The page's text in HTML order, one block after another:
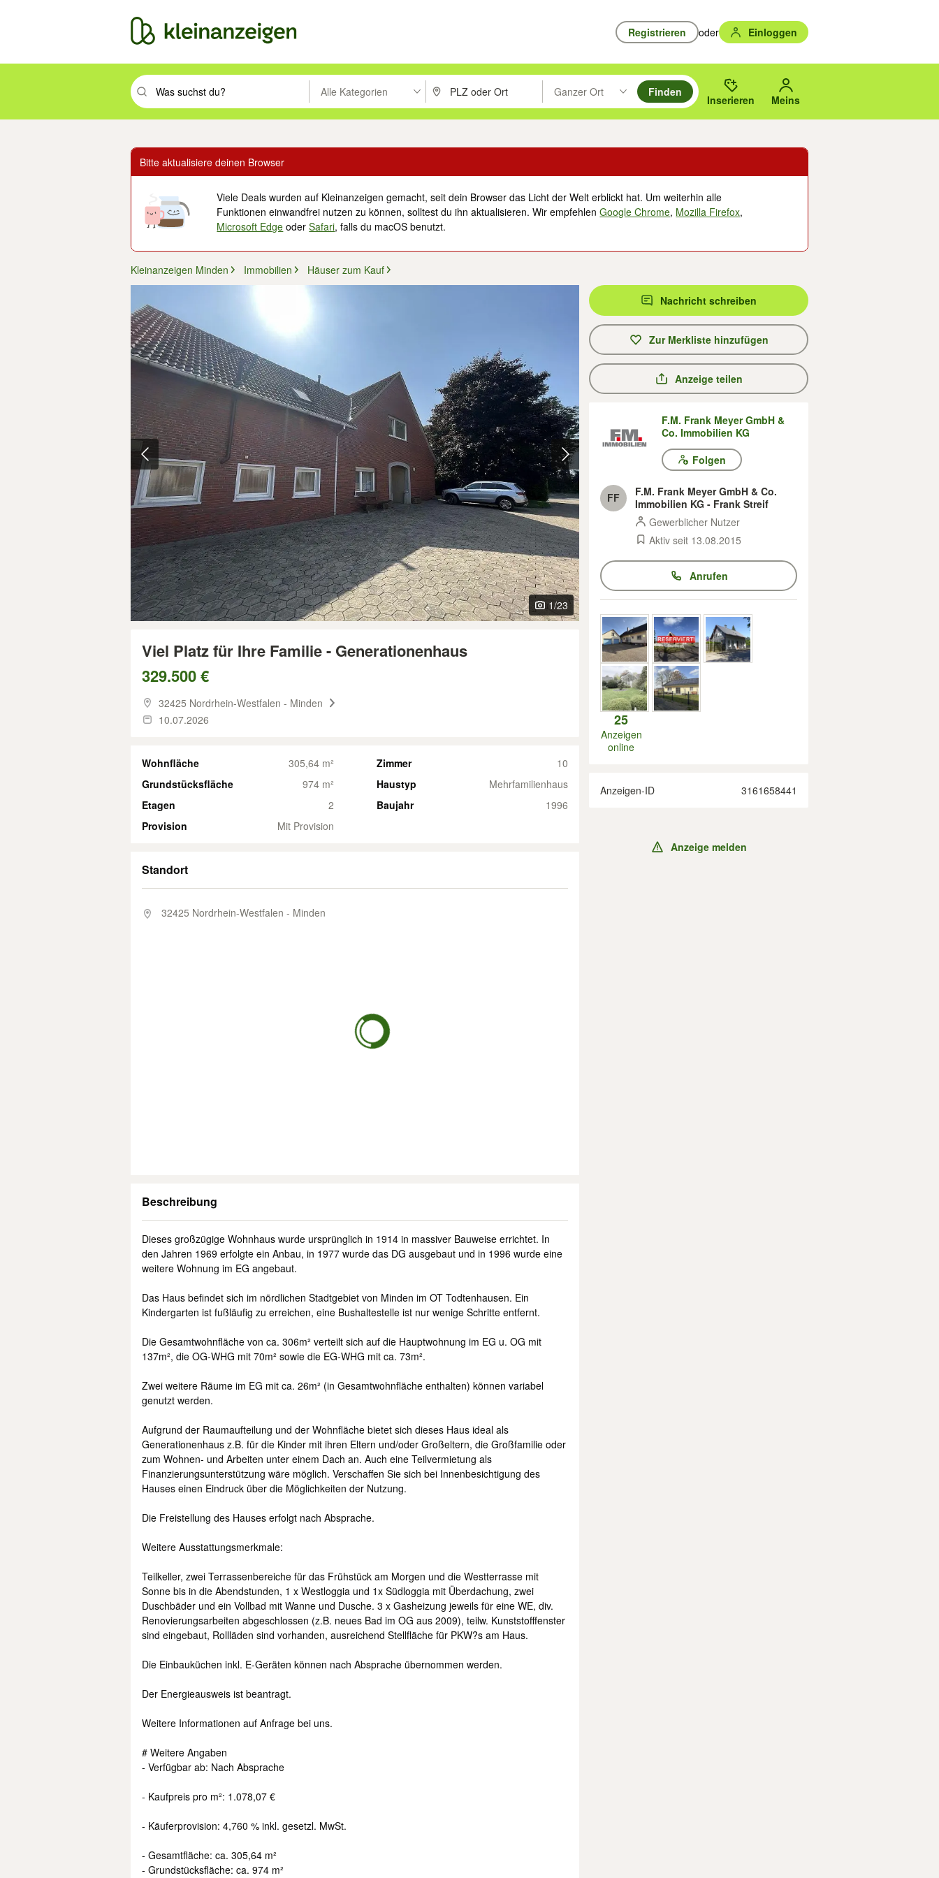
Registrieren oder Einloggen
Suchbegriff eingeben. Eingabetaste drücken um zu suchen, oder Vorschläge mit den Pfeiltasten nach oben/unten durchsuchen und mit Eingabetaste auswählen.
Alle Kategorien PLZ oder Ort eingeben. Eingabetaste drücken um zu suchen, oder Vorschläge mit den Pfeiltasten nach oben/
Ganzer Ort
Suche im Umkreis des gewählten Orts oder PLZ.
Finden
Inserieren Meins
Bitte aktualisiere deinen Browser
Viele Deals wurden auf Kleinanzeigen gemacht, seit dein Browser das Licht der Welt erblickt hat. Um weiterhin alle
Funktionen einwandfrei nutzen zu können, solltest du ihn aktualisieren. Wir empfehlenGoogle Chrome, Mozilla Firefox,
Microsoft Edge oderSafari, falls du macOS benutzt.
Kleinanzeigen Minden Immobilien Häuser zum Kauf
1/23
Viel Platz für Ihre Familie - Generationenhaus
329.500 €
32425 Nordrhein-Westfalen - Minden
10.07.2026
Wohnfläche 305,64 m² Zimmer
10
Grundstücksfläche
974 m² Haustyp
Mehrfamilienhaus
Etagen
2 Baujahr
1996
Provision
Mit Provision
Standort
32425 Nordrhein-Westfalen - Minden
Beschreibung
Dieses großzügige Wohnhaus wurde ursprünglich in 1914 in massiver Bauweise errichtet. In
den Jahren 1969 erfolgte ein Anbau, in 1977 wurde das DG ausgebaut und in 1996 wurde eine
weitere Wohnung im EG angebaut.
Das Haus befindet sich im nördlichen Stadtgebiet von Minden im OT Todtenhausen. Ein
Kindergarten ist fußläufig zu erreichen, eine Bushaltestelle ist nur wenige Schritte entfernt.
Die Gesamtwohnfläche von ca. 306m² verteilt sich auf die Hauptwohnung im EG u. OG mit
137m², die OG-WHG mit 70m² sowie die EG-WHG mit ca. 73m².
Zwei weitere Räume im EG mit ca. 26m² (in Gesamtwohnfläche enthalten) können variabel
genutzt werden.
Aufgrund der Raumaufteilung und der Wohnfläche bietet sich dieses Haus ideal als
Generationenhaus z.B. für die Kinder mit ihren Eltern und/oder Großeltern, die Großfamilie oder
zum Wohnen- und Arbeiten unter einem Dach an. Auch eine Teilvermietung als
Finanzierungsunterstützung wäre möglich. Verschaffen Sie sich bei Innenbesichtigung des
Hauses einen Eindruck über die Möglichkeiten der Nutzung.
Die Freistellung des Hauses erfolgt nach Absprache.
Weitere Ausstattungsmerkmale:
Teilkeller, zwei Terrassenbereiche für das Frühstück am Morgen und die Westterrasse mit
Sonne bis in die Abendstunden, 1 x Westloggia und 1x Südloggia mit Überdachung, zwei
Duschbäder und ein Vollbad mit Wanne und Dusche. 3 x Gasheizung jeweils für eine WE, div.
Renovierungsarbeiten abgeschlossen (z.B. neues Bad im OG aus 2009), teilw. Kunststofffenster
sind eingebaut, Rollläden sind vorhanden, ausreichend Stellfläche für PKW?s am Haus.
Die Einbauküchen inkl. E-Geräten können nach Absprache übernommen werden.
Der Energieausweis ist beantragt.
Weitere Informationen auf Anfrage bei uns.
# Weitere Angaben
- Verfügbar ab: Nach Absprache
- Kaufpreis pro m²: 1.078,07 €
- Käuferprovision: 4,760 % inkl. gesetzl. MwSt.
- Gesamtfläche: ca. 305,64 m²
- Grundstücksfläche: ca. 974 m²
Nachricht schreiben
Zur Merkliste hinzufügen
Anzeige teilen
F.M. Frank Meyer GmbH &
Co. Immobilien KG
Folgen
FF
F.M. Frank Meyer GmbH & Co.
Immobilien KG - Frank Streif
Gewerblicher Nutzer
Aktiv seit 13.08.2015
Anrufen
25
Anzeigen
online
Anzeigen-ID 3161658441
Anzeige melden